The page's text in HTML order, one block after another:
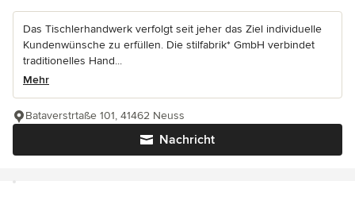
Das Tischlerhandwerk verfolgt seit jeher das Ziel individuelle
Kundenwünsche zu erfüllen. Die stilfabrik* GmbH verbindet
traditionelles Hand...
Mehr
Nachricht
Bataverstrtaße 101, 41462 Neuss